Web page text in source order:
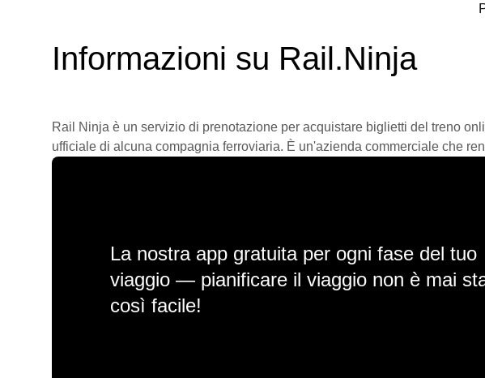
Informazioni su Rail.Ninja
Rail Ninja è un servizio di prenotazione per acquistare biglietti del treno
ufficiale di alcuna compagnia ferroviaria. È un'azienda commerciale che
La nostra app gratuita per ogni fase del tuo
viaggio — pianificare il viaggio non è mai
così facile!